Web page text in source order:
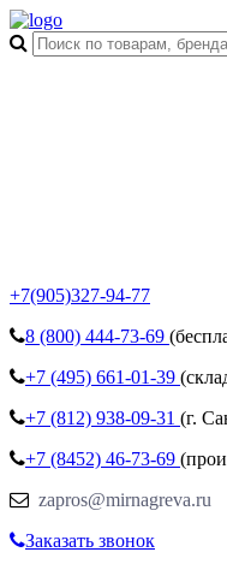
+7(905)327-94-77
8 (800) 444-73-69
+7 (495) 661-01-39
+7 (812) 938-09-31 (г.
+7 (8452) 46-73-69
zapros@mirnagreva.ru
Заказать звонок